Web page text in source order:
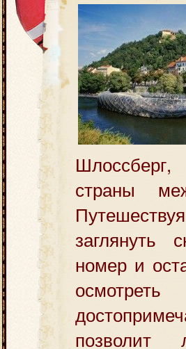
страны
заглянуть
номер и
позволит